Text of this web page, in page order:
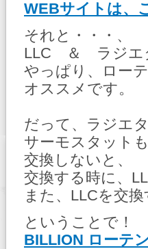
WEBサイトは、
それと・・・、
LLC ＆ ラジエ
やっぱり、ロー
オススメです。
だって、ラジエ
サーモスタット
交換しないと、
交換する時に、
また、LLCを交
ということで！
BILLION ローテ